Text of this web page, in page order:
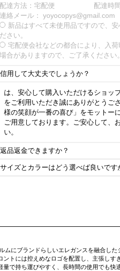
配達方法：宅配便
配達時
連絡メール： yoyocopys@gmail.com
新品はすべて未使用品ですので、安
ださい。
宅配便会社などの都合により、入
場合がありますので、ご了承ください。
信用して大丈夫でしょうか？
は、安心して購入いただけるショッ
をご利用いただき誠にありがとうご
様の笑顔が一番の喜び」をモットー
ご用意しております。ご安心して、
い。
返品返金できますか？
サイズとカラーはどう選べば良いです
にブランドらしいエレガンスを融合し
トには控えめなロゴを配置し、主張しす
で持ち運びやすく、長時間の使用でも快